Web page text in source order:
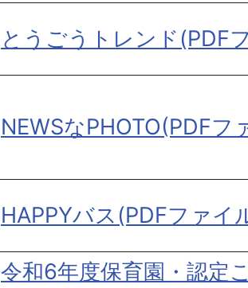
とうごうトレンド(PDF
NEWSなPHOTO(PDFフ
HAPPYバス(PDFファイ
令和6年度保育園・認定